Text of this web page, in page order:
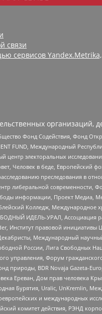
связи
сервисов Yandex.Metrika,
организаций,
Фонд Содействия, Фонд
FUND, Международный
центр электоральных
Человек в беде,
преследования в
либеральной
информации, Проект Медиа,
Колледж, Международное
ИДЕЛЬ-УРАЛ, Ассоциация
Институт правовой
Международный
России, Лига Свободных
управления, Форум
природы, BDR Novaja Gazeta-
Ереван, Дом прав человека
Бурятия, Uralic, UnKremlin,
и международных
комитет действия, РЭНД